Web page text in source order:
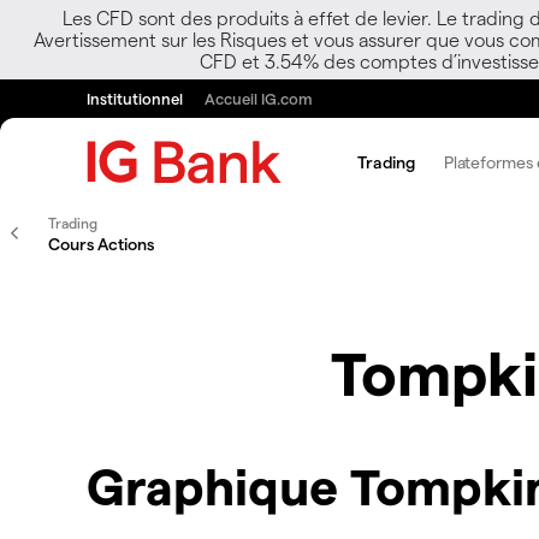
Les CFD sont des produits à effet de levier. Le
Avertissement sur les Risques et vous assurer que vous
CFD et 3.54% des comptes
Institutionnel Accueil IG.com
Trading Plateformes
Trading
Cours Actions
Graphique